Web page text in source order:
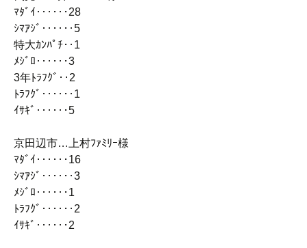
ﾏﾀﾞｲ‥‥‥28
ｼﾏｱｼﾞ‥‥‥5
特大ｶﾝﾊﾟﾁ‥1
ﾒｼﾞﾛ‥‥‥3
3年ﾄﾗﾌｸﾞ‥2
ﾄﾗﾌｸﾞ‥‥‥1
ｲｻｷﾞ‥‥‥5
京田辺市…上村ﾌｧﾐﾘｰ様
ﾏﾀﾞｲ‥‥‥16
ｼﾏｱｼﾞ‥‥‥3
ﾒｼﾞﾛ‥‥‥1
ﾄﾗﾌｸﾞ‥‥‥2
ｲｻｷﾞ‥‥‥2